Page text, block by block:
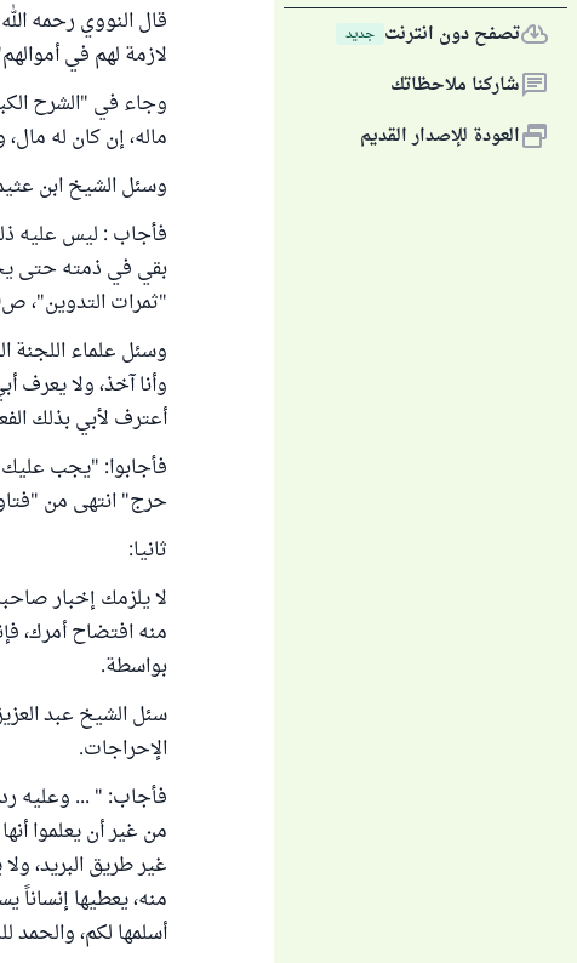
تصفح دون انترنت جديد
شاركنا ملاحظاتك
العودة للإصدار القديم
لازمة لهم في
ماله، إن كان له
وسئل الشيخ ابن
فأجاب : ليس عليه
بقي في ذمته حتى
"ثمرات التدوين"، ص120
وسئل علماء اللجنة
وأنا آخذ، ولا يعرف
أعترف لأبي بذلك
فأجابوا: "يجب عليك
حرج" انتهى من "فتاوى
ثانيا:
لا يلزمك إخبار
منه افتضاح أمرك،
بواسطة.
سئل الشيخ عبد
الإحراجات.
فأجاب: " ... وعليه رد
من غير أن يعلموا
غير طريق البريد،
منه، يعطيها إنساناً
أسلمها لكم،